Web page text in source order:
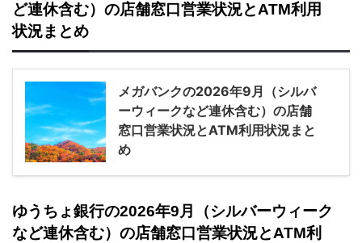
ど連休含む）の店舗窓口営業状況とATM利用
状況まとめ
メガバンクの2026年9月（シルバ
ーウィークなど連休含む）の店舗
窓口営業状況とATM利用状況まと
め
ゆうちょ銀行の2026年9月（シルバーウィーク
など連休含む）の店舗窓口営業状況とATM利